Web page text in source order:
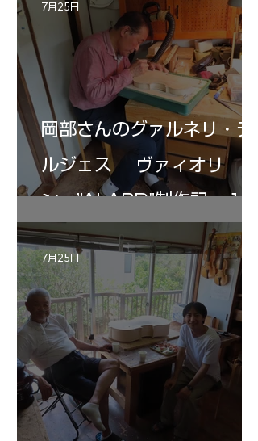
岡部さんのグァルネリ・デ
ルジェス ヴァィオリ
ン ”ALARD"制作記 １2
7月25日
7月25日